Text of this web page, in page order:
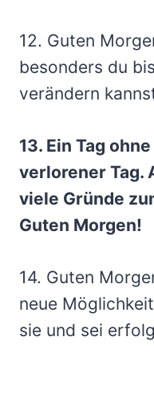
12. Guten
besonders du
verändern
13. Ein Tag
verlorener Tag.
viele Gründe
Guten Morgen!
14. Guten
neue
sie und sei